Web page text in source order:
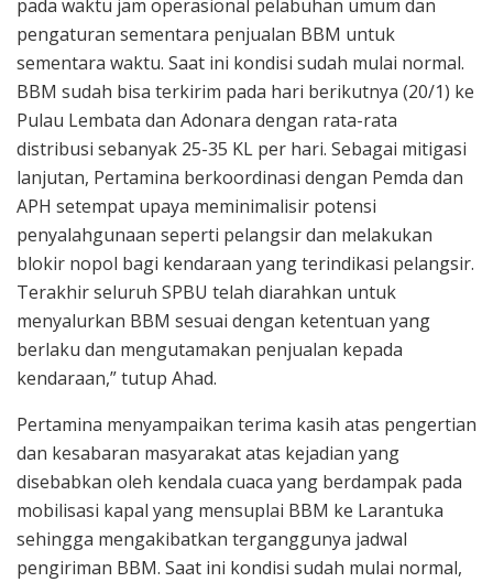
pada waktu jam operasional pelabuhan umum dan
pengaturan sementara penjualan BBM untuk
sementara waktu. Saat ini kondisi sudah mulai normal.
BBM sudah bisa terkirim pada hari berikutnya (20/1) ke
Pulau Lembata dan Adonara dengan rata-rata
distribusi sebanyak 25-35 KL per hari. Sebagai mitigasi
lanjutan, Pertamina berkoordinasi dengan Pemda dan
APH setempat upaya meminimalisir potensi
penyalahgunaan seperti pelangsir dan melakukan
blokir nopol bagi kendaraan yang terindikasi pelangsir.
Terakhir seluruh SPBU telah diarahkan untuk
menyalurkan BBM sesuai dengan ketentuan yang
berlaku dan mengutamakan penjualan kepada
kendaraan,” tutup Ahad.
Pertamina menyampaikan terima kasih atas pengertian
dan kesabaran masyarakat atas kejadian yang
disebabkan oleh kendala cuaca yang berdampak pada
mobilisasi kapal yang mensuplai BBM ke Larantuka
sehingga mengakibatkan terganggunya jadwal
pengiriman BBM. Saat ini kondisi sudah mulai normal,